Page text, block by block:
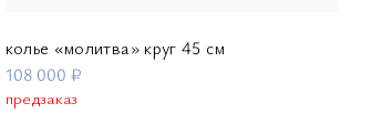
колье «молитва» круг 45 см
108 000 ₽
предзаказ